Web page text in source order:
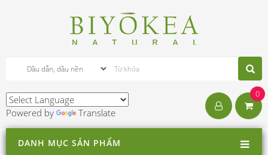
Powered by Translate
0
DANH MỤC SẢN PHẨM